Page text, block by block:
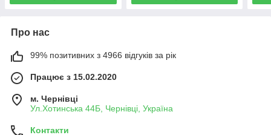
Про нас
99% позитивних з 4966 відгуків за рік
Працює з 15.02.2020
м. Чернівці
Ул.Хотинська 44Б, Чернівці, Україна
Контакти